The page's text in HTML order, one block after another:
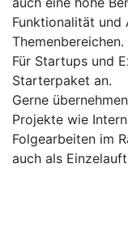
Funktionalität und
Themenbereichen.
Für Startups und
Starterpaket an.
Gerne
Projekte wie
Folgearbeiten im
auch als